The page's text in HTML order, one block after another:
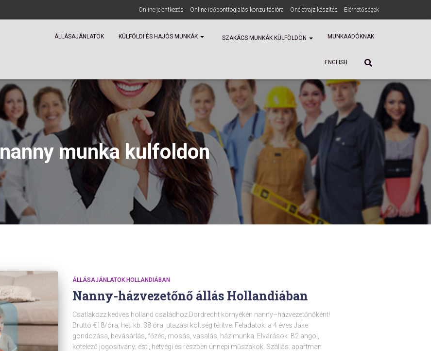
Online jelentkezés Online időpontfoglalás konzultációra Önéletrajz készítés Elérhetőségek
ÁLLÁSAJÁNLATOK KÜLFÖLDI ÉS HAJÓS MUNKÁK SZAKÁCS MUNKÁK KÜLFÖLDÖN MUNKAADÓKNAK
ENGLISH
nanny munka kulfoldon
ÁLLÁSAJÁNLATOK HOLLANDIÁBAN
Nanny-házvezetőnő állás Hollandiában
Csatlakozz kedves holland családhoz Dordrecht környékén nanny–házvezetőnőként!
Bruttó €18/óra, heti kb. 38 óra, utazási költség térítve. Feladatok: a 4 éves Jake
gondozása, bevásárlás, főzés, mosás, vasalás, házimunka. Elvárások: B2 angol,
kötelező jogosítvány; esti, hétvégi és részben ünnepi műszakok. Szállás: apartman